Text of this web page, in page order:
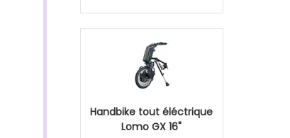
Handbike tout éléctrique
Lomo GX 16"